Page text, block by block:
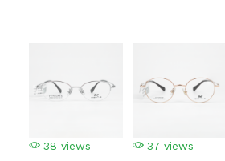
38 views
37 views